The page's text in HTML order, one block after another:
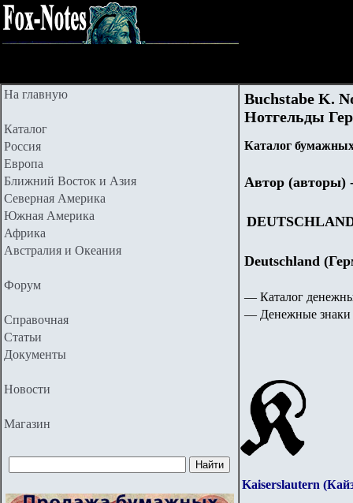
На главную
Каталог
Россия
Европа
Ближний Восток и Азия
Северная Америка
Южная Америка
Африка
Австралия и Океания
Форум
Справочная
Статьи
Документы
Новости
Магазин
Buchstabe K.
Нотгельды
Каталог
Автор
Deutschland
— Каталог
— Денежные знаки
Kaiserslautern